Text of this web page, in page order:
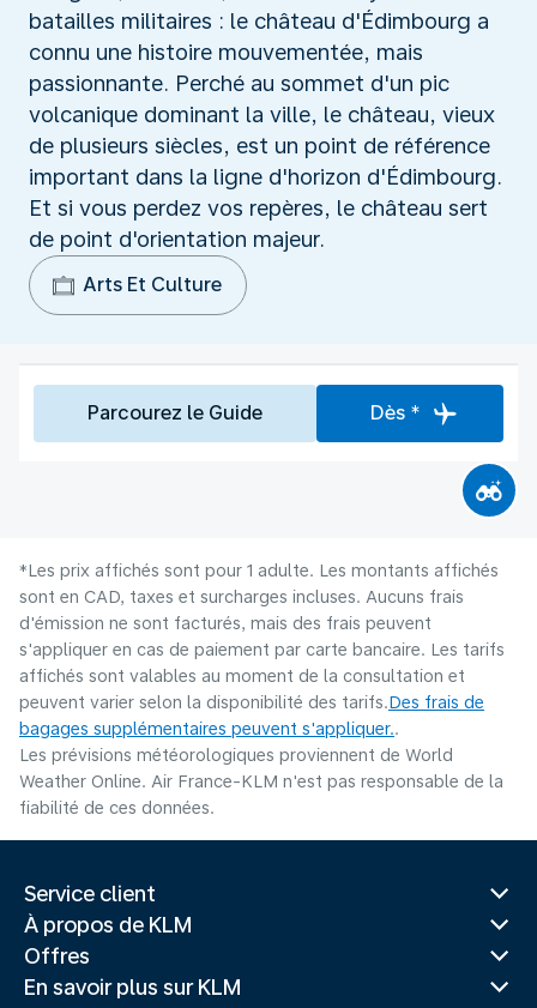
batailles militaires : le château d'Édimbourg a
connu une histoire mouvementée, mais
passionnante. Perché au sommet d'un pic
volcanique dominant la ville, le château, vieux
de plusieurs siècles, est un point de référence
important dans la ligne d'horizon d'Édimbourg.
Et si vous perdez vos repères, le château sert
de point d'orientation majeur.
Arts Et Culture
Parcourez le Guide Dès *
*Les prix affichés sont pour 1 adulte. Les montants affichés
sont en CAD, taxes et surcharges incluses. Aucuns frais
d'émission ne sont facturés, mais des frais peuvent
s'appliquer en cas de paiement par carte bancaire. Les tarifs
affichés sont valables au moment de la consultation et
peuvent varier selon la disponibilité des tarifs.Des frais de
bagages supplémentaires peuvent s'appliquer..
Les prévisions météorologiques proviennent de World
Weather Online. Air France-KLM n'est pas responsable de la
fiabilité de ces données.
Service client
À propos de KLM
Offres
En savoir plus sur KLM